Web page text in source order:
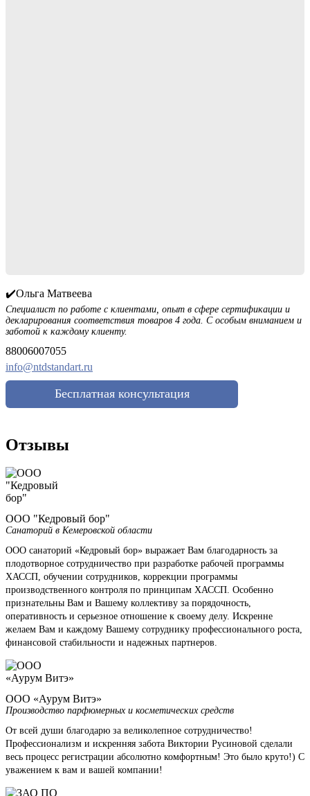
✔️Ольга Матвеева
Специалист по работе с клиентами, опыт в сфере сертификации и
декларирования соответствия товаров 4 года. С особым вниманием и
заботой к каждому клиенту.
88006007055
info@ntdstandart.ru
Бесплатная консультация
Отзывы
ООО "Кедровый бор"
Санаторий в Кемеровской области
ООО санаторий «Кедровый бор» выражает Вам благодарность за
плодотворное сотрудничество при разработке рабочей программы
ХАССП, обучении сотрудников, коррекции программы
производственного контроля по принципам ХАССП. Особенно
признательны Вам и Вашему коллективу за порядочность,
оперативность и серьезное отношение к своему делу. Искренне
желаем Вам и каждому Вашему сотруднику профессионального роста,
финансовой стабильности и надежных партнеров.
ООО «Аурум Витэ»
Производство парфюмерных и косметических средств
От всей души благодарю за великолепное сотрудничество!
Профессионализм и искренняя забота Виктории Русиновой сделали
весь процесс регистрации абсолютно комфортным! Это было круто!) С
уважением к вам и вашей компании!